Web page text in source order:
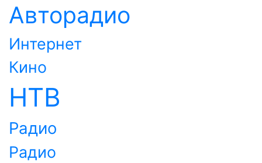
Авторадио
Интернет
Кино
НТВ
Радио
Радио